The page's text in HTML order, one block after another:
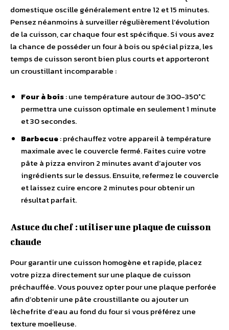
domestique oscille généralement entre 12 et 15 minutes.
Pensez néanmoins à surveiller régulièrement l’évolution
de la cuisson, car chaque four est spécifique. Si vous avez
la chance de posséder un four à bois ou spécial pizza, les
temps de cuisson seront bien plus courts et apporteront
un croustillant incomparable :
Four à bois: une température autour de 300-350°C
permettra une cuisson optimale en seulement 1 minute
et 30 secondes.
Barbecue: préchauffez votre appareil à température
maximale avec le couvercle fermé. Faites cuire votre
pâte à pizza environ 2 minutes avant d’ajouter vos
ingrédients sur le dessus. Ensuite, refermez le couvercle
et laissez cuire encore 2 minutes pour obtenir un
résultat parfait.
Astuce du chef : utiliser une plaque de cuisson
chaude
Pour garantir une cuisson homogène et rapide, placez
votre pizza directement sur une plaque de cuisson
préchauffée. Vous pouvez opter pour une plaque perforée
afin d’obtenir une pâte croustillante ou ajouter un
lèchefrite d’eau au fond du four si vous préférez une
texture moelleuse.